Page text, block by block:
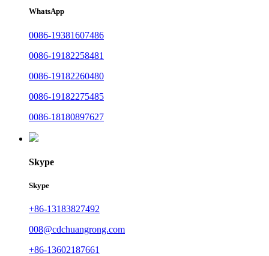
WhatsApp
0086-19381607486
0086-19182258481
0086-19182260480
0086-19182275485
0086-18180897627
Skype
Skype
+86-13183827492
008@cdchuangrong.com
+86-13602187661